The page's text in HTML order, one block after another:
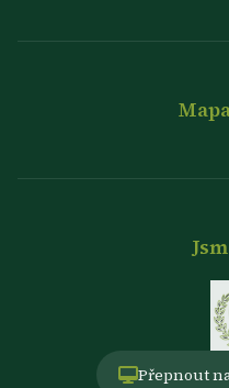
Přepnout